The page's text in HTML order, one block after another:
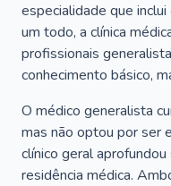
especialidade que
um todo, a clínica
profissionais
conhecimento básico,
O médico generalista
mas não optou por ser
clínico geral
residência médica.